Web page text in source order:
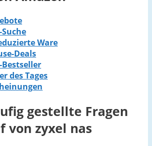
Ware
Deals
des Tages
gestellte Fragen
von zyxel nas